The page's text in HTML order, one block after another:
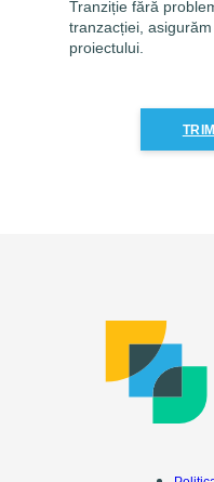
Tranziție fără
tranzacției,
proiectului.